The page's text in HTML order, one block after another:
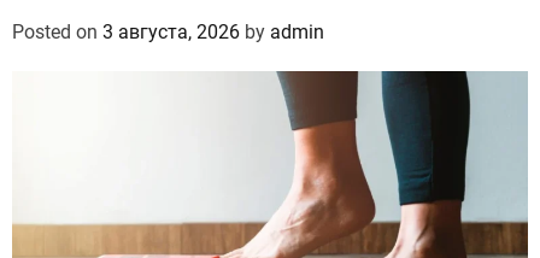
Posted on 3 августа, 2026 by admin